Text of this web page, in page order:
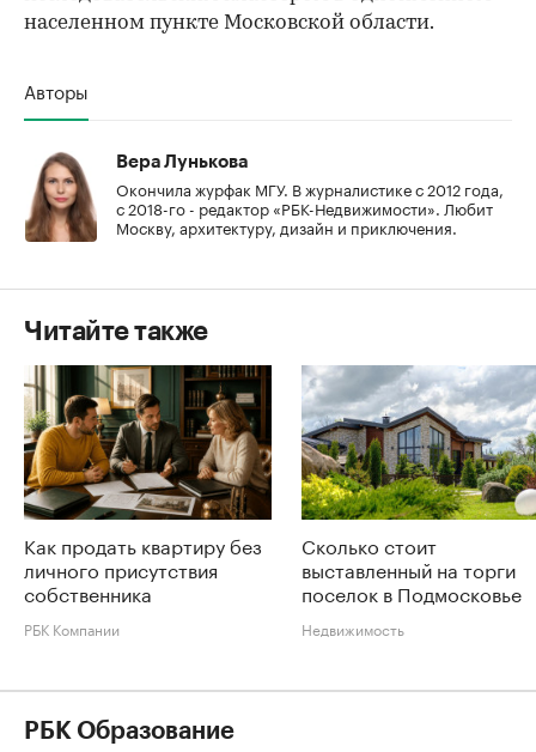
населенном пункте Московской области.
Авторы
Вера Лунькова
Окончила журфак МГУ. В журналистике с 2012 года,
с 2018-го - редактор «РБК-Недвижимости». Любит
Москву, архитектуру, дизайн и приключения.
Читайте также
Как продать квартиру без
личного присутствия
собственника
РБК Компании
Сколько стоит
выставленный на торги
поселок в Подмосковье
Недвижимость
РБК Образование